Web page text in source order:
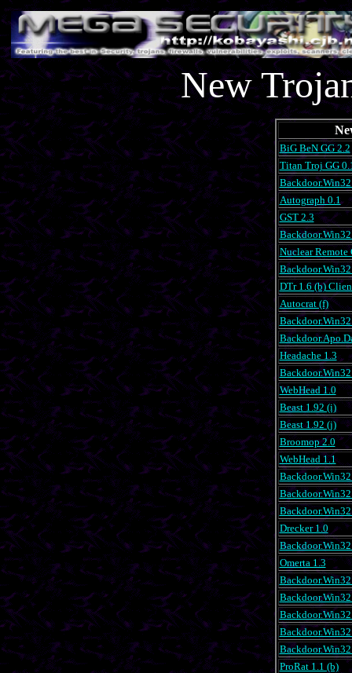
New
BiG BeN GG 2.2
Titan Troj GG
Autograph 0.1
GST 2.3
Nuclear Remote
DTr 1.6 (b)
Autocrat (f)
Headache 1.3
WebHead 1.0
Beast 1.92 (i)
Beast 1.92 (j)
Broomop 2.0
WebHead 1.1
Drecker 1.0
Omerta 1.3
ProRat 1.1 (b)